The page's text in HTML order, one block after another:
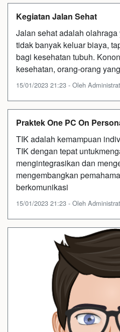
Kegiatan Jalan Sehat
Jalan sehat adalah
tidak banyak keluar biaya,
bagi kesehatan tubuh.
kesehatan, orang-orang
15/01/2023 21:23 - Oleh
Praktek One PC On
TIK adalah kemampuan
TIK dengan tepat
mengintegrasikan dan
mengembangkan
berkomunikasi
15/01/2023 21:23 - Oleh